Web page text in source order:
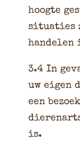
hoogte
situaties
handelen
3.4 In
uw eigen
een
is.